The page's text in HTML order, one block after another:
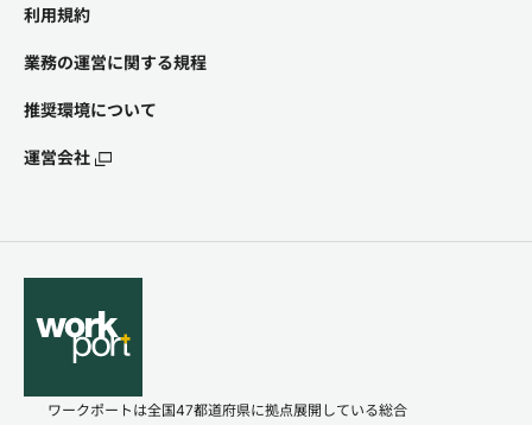
利用規約
業務の運営に関する規程
推奨環境について
運営会社
ワークポートは全国47都道府県に拠点展開している総合